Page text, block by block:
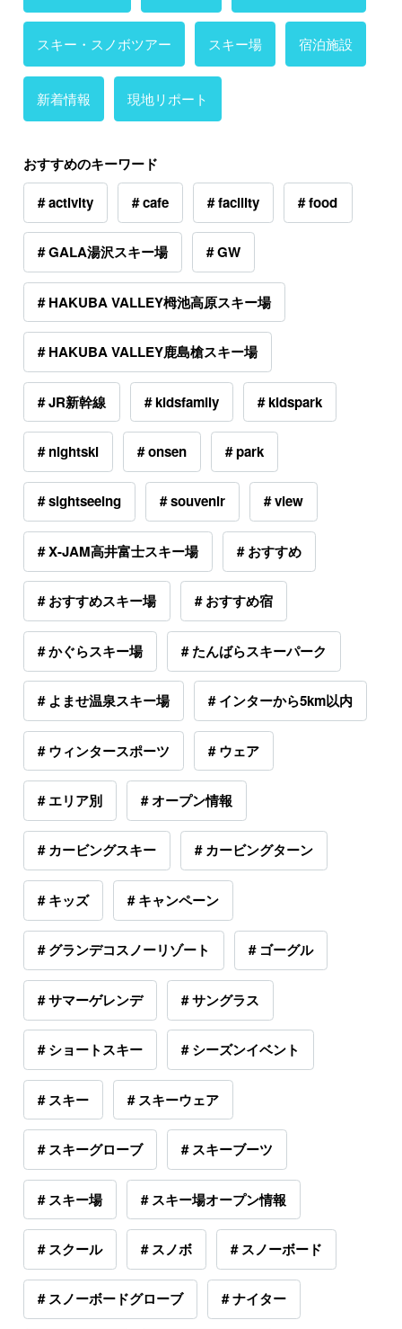
スキー・スノボツアー スキー場 宿泊施設
新着情報 現地リポート
おすすめのキーワード
# activity
# cafe # facility # food
# GALA湯沢スキー場 # GW
# HAKUBA VALLEY栂池高原スキー場
# HAKUBA VALLEY鹿島槍スキー場
# JR新幹線 # kidsfamily # kidspark
# nightski # onsen # park
# sightseeing # souvenir # view
# X-JAM高井富士スキー場 # おすすめ
# おすすめスキー場 # おすすめ宿
# かぐらスキー場 # たんばらスキーパーク
# よませ温泉スキー場 # インターから5km以内
# ウィンタースポーツ # ウェア
# エリア別 # オープン情報
# カービングスキー # カービングターン
# キッズ # キャンペーン
# グランデコスノーリゾート # ゴーグル
# サマーゲレンデ # サングラス
# ショートスキー # シーズンイベント
# スキー # スキーウェア
# スキーグローブ # スキーブーツ
# スキー場 # スキー場オープン情報
# スクール # スノボ # スノーボード
# スノーボードグローブ # ナイター